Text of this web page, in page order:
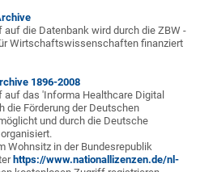
die Datenbank wird durch die ZBW -
Wirtschaftswissenschaften finanziert
1896-2008
das 'Informa Healthcare Digital
die Förderung der Deutschen
und durch die Deutsche
Wohnsitz in der Bundesrepublik
https://www.nationallizenzen.de/nl-